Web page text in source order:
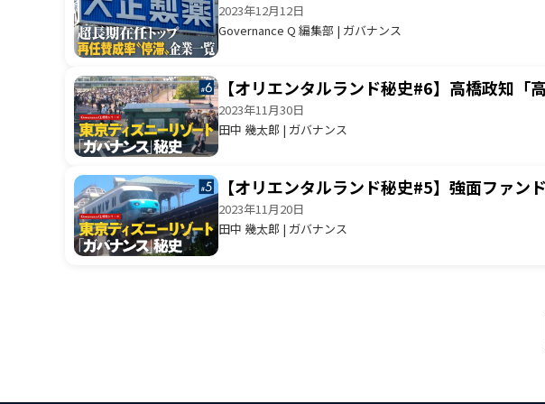
2023年12月12日
Governance Q 編集部 | ガバナンス
【オリエンタルランド秘史#6】高橋政知「
2023年11月30日
田中 幾太郎 | ガバナンス
【オリエンタルランド秘史#5】強面ファ
2023年11月20日
田中 幾太郎 | ガバナンス